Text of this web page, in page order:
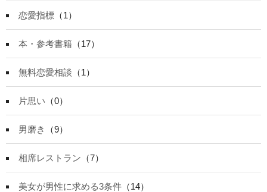
恋愛指標 （1）
本・参考書籍 （17）
無料恋愛相談 （1）
片思い （0）
男磨き （9）
相席レストラン （7）
美女が男性に求める3条件 （14）